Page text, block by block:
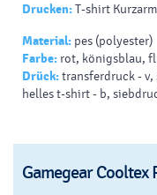
Drucken:T-shirt
Material: pes (polyester)
Farbe: rot, königsblau,
Drück:transferdruck -
helles t-shirt - b,
Gamegear Cooltex